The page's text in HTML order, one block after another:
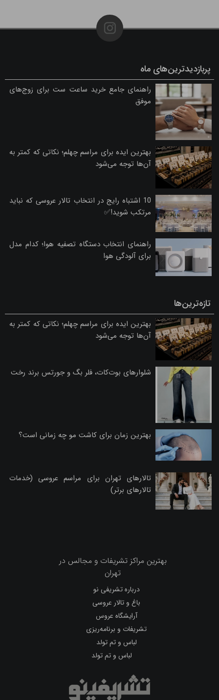
پربازدیدترین‌های ماه
راهنمای جامع خرید ساعت ست برای زوج‌های
موفق
بهترین ایده برای مراسم چهلم؛ نکاتی که کمتر به
آن‌ها توجه می‌شود
10 اشتباه رایج در انتخاب تالار عروسی که نباید
مرتکب شوید!✅
راهنمای انتخاب دستگاه تصفیه هوا؛ کدام مدل
برای آلودگی هوا
تازه‌ترین‌ها
بهترین ایده برای مراسم چهلم؛ نکاتی که کمتر به
آن‌ها توجه می‌شود
شلوارهای بوت‌کات، فلر بگ و جورتس برند رخت
بهترین زمان برای کاشت مو چه زمانی است؟
تالارهای تهران برای مراسم عروسی (خدمات
تالارهای برتر)
بهترین مراکز تشریفات و مجالس در
تهران
درباره تشریفی نو
باغ و تالار عروسی
آرایشگاه عروس
تشریفات و برنامه‌ریزی
لباس و تم تولد
لباس و تم تولد